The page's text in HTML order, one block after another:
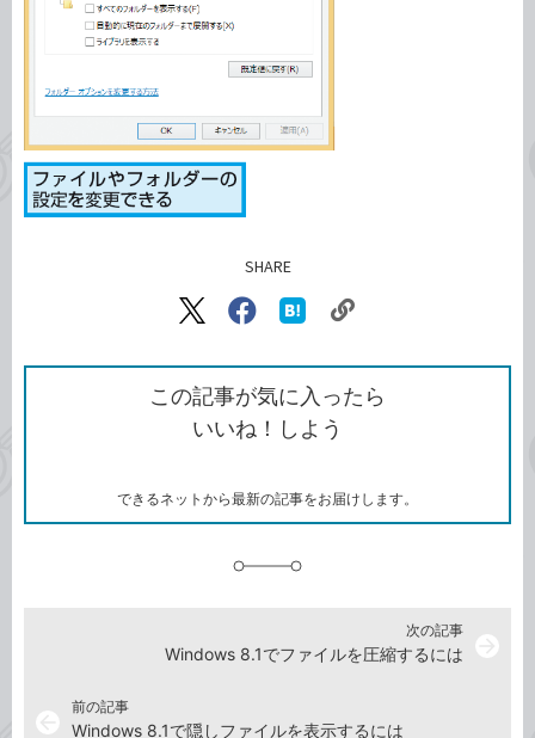
SHARE
X（旧
で
シ
ェ
ア
Facebook
シ
ェ
ア
な
ブ
ッ
ク
ク
ク
を
コ
この記事が気に入ったら
いいね！しよう
できるネットから最新の記事をお届けします。
前の記事
Windows 8.1で隠しファイルを表示するには
次の記事
Windows 8.1でファイルを圧縮するには